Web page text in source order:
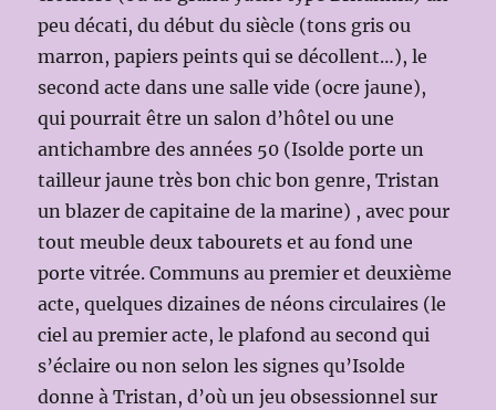
peu décati, du début du siècle (tons gris ou
marron, papiers peints qui se décollent…), le
second acte dans une salle vide (ocre jaune),
qui pourrait être un salon d’hôtel ou une
antichambre des années 50 (Isolde porte un
tailleur jaune très bon chic bon genre, Tristan
un blazer de capitaine de la marine) , avec pour
tout meuble deux tabourets et au fond une
porte vitrée. Communs au premier et deuxième
acte, quelques dizaines de néons circulaires (le
ciel au premier acte, le plafond au second qui
s’éclaire ou non selon les signes qu’Isolde
donne à Tristan, d’où un jeu obsessionnel sur